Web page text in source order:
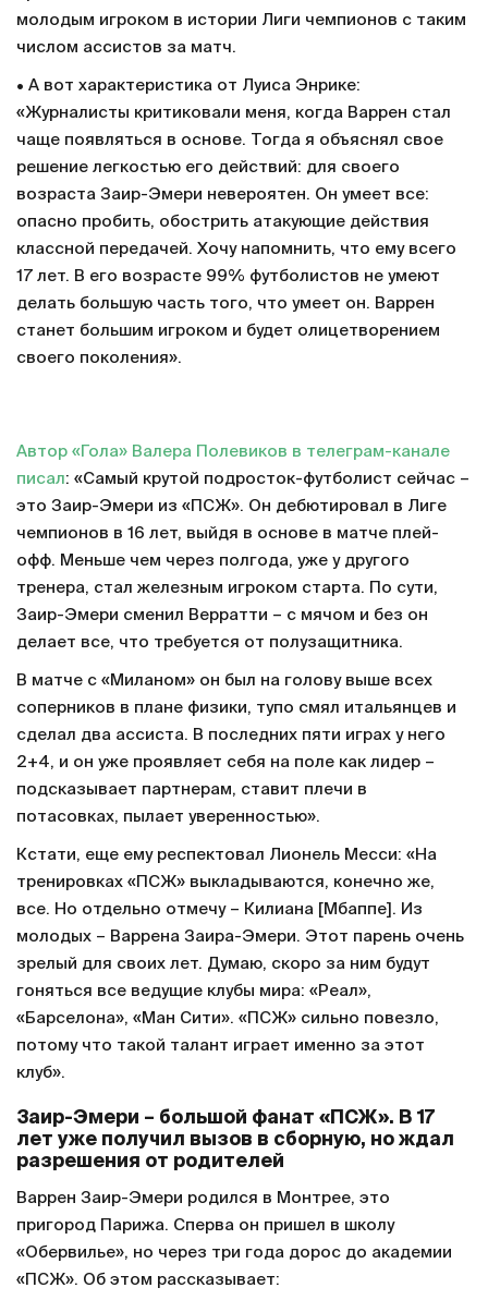
молодым игроком в истории Лиги чемпионов с таким
числом ассистов за матч.
• А вот характеристика от Луиса Энрике:
«Журналисты критиковали меня, когда Варрен стал
чаще появляться в основе. Тогда я объяснял свое
решение легкостью его действий: для своего
возраста Заир-Эмери невероятен. Он умеет все:
опасно пробить, обострить атакующие действия
классной передачей. Хочу напомнить, что ему всего
17 лет. В его возрасте 99% футболистов не умеют
делать большую часть того, что умеет он. Варрен
станет большим игроком и будет олицетворением
своего поколения».
Автор «Гола» Валера Полевиков в телеграм-канале
писал: «Самый крутой подросток-футболист сейчас –
это Заир-Эмери из «ПСЖ». Он дебютировал в Лиге
чемпионов в 16 лет, выйдя в основе в матче плей-
офф. Меньше чем через полгода, уже у другого
тренера, стал железным игроком старта. По сути,
Заир-Эмери сменил Верратти – с мячом и без он
делает все, что требуется от полузащитника.
В матче с «Миланом» он был на голову выше всех
соперников в плане физики, тупо смял итальянцев и
сделал два ассиста. В последних пяти играх у него
2+4, и он уже проявляет себя на поле как лидер –
подсказывает партнерам, ставит плечи в
потасовках, пылает уверенностью».
Кстати, еще ему респектовал Лионель Месси: «На
тренировках «ПСЖ» выкладываются, конечно же,
все. Но отдельно отмечу – Килиана [Мбаппе]. Из
молодых – Варрена Заира-Эмери. Этот парень очень
зрелый для своих лет. Думаю, скоро за ним будут
гоняться все ведущие клубы мира: «Реал»,
«Барселона», «Ман Сити». «ПСЖ» сильно повезло,
потому что такой талант играет именно за этот
клуб».
Заир-Эмери – большой фанат «ПСЖ». В 17
лет уже получил вызов в сборную, но ждал
разрешения от родителей
Варрен Заир-Эмери родился в Монтрее, это
пригород Парижа. Сперва он пришел в школу
«Обервилье», но через три года дорос до академии
«ПСЖ». Об этом рассказывает: